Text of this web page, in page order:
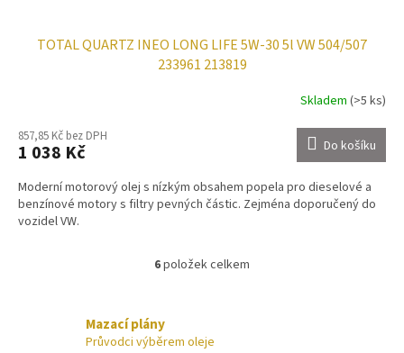
TOTAL QUARTZ INEO LONG LIFE 5W-30 5l VW 504/507
233961 213819
Skladem (>5 ks)
857,85 Kč bez DPH
1 038 Kč Do košíku
Moderní motorový olej s nízkým obsahem popela pro dieselové a
benzínové motory s filtry pevných částic. Zejména doporučený do
vozidel VW.
O
d
6položek celkem
Mazací plány
Průvodci výběrem oleje